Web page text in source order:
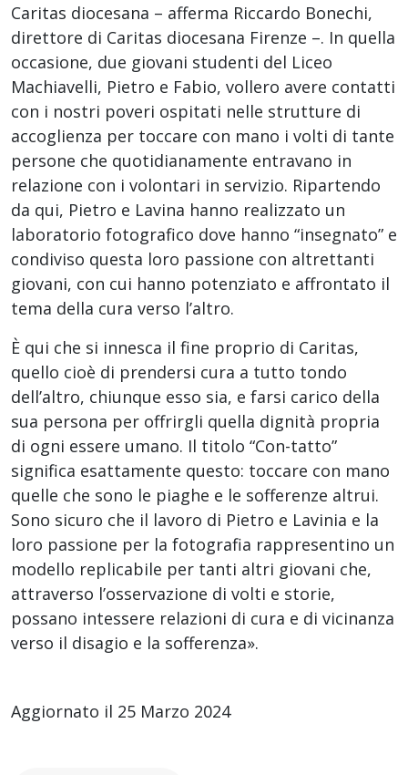
Caritas diocesana – afferma Riccardo Bonechi,
direttore di Caritas diocesana Firenze –. In quella
occasione, due giovani studenti del Liceo
Machiavelli, Pietro e Fabio, vollero avere contatti
con i nostri poveri ospitati nelle strutture di
accoglienza per toccare con mano i volti di tante
persone che quotidianamente entravano in
relazione con i volontari in servizio. Ripartendo
da qui, Pietro e Lavina hanno realizzato un
laboratorio fotografico dove hanno “insegnato” e
condiviso questa loro passione con altrettanti
giovani, con cui hanno potenziato e affrontato il
tema della cura verso l’altro.
È qui che si innesca il fine proprio di Caritas,
quello cioè di prendersi cura a tutto tondo
dell’altro, chiunque esso sia, e farsi carico della
sua persona per offrirgli quella dignità propria
di ogni essere umano. Il titolo “Con-tatto”
significa esattamente questo: toccare con mano
quelle che sono le piaghe e le sofferenze altrui.
Sono sicuro che il lavoro di Pietro e Lavinia e la
loro passione per la fotografia rappresentino un
modello replicabile per tanti altri giovani che,
attraverso l’osservazione di volti e storie,
possano intessere relazioni di cura e di vicinanza
verso il disagio e la sofferenza».
Aggiornato il 25 Marzo 2024